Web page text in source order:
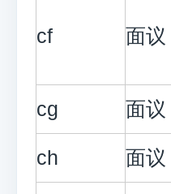
cf 面议
cg 面议
ch 面议